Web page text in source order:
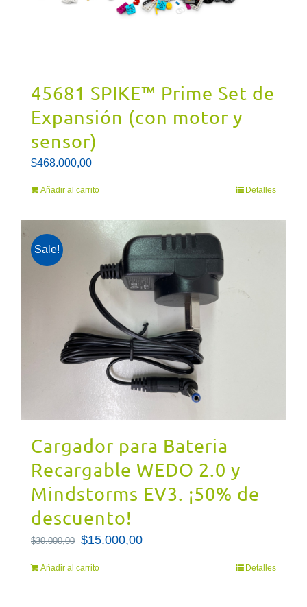
45681 SPIKE™ Prime Set de
Expansión (con motor y
sensor)
$468.000,00
Añadir al carrito Detalles
Sale!
Cargador para Bateria
Recargable WEDO 2.0 y
Mindstorms EV3. ¡50% de
descuento!
$30.000,00 El
$15.000,00El
Añadir al carrito Detalles